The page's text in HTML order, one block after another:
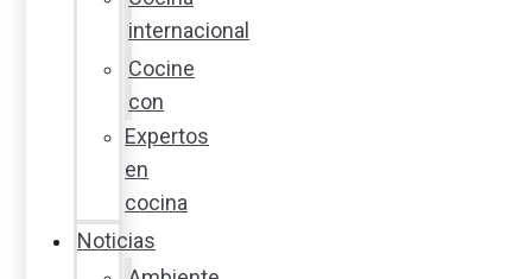
internacional
Cocine
con
Expertos
en
cocina
Noticias